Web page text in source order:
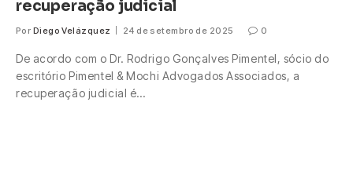
recuperação judicial
Por Diego Velázquez 24 de setembro de 2025 0
De acordo com o Dr. Rodrigo Gonçalves Pimentel, sócio do
escritório Pimentel & Mochi Advogados Associados, a
recuperação judicial é…